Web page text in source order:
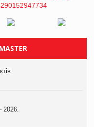
2026.